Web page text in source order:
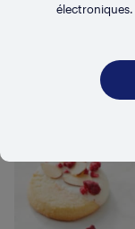
électroniques.